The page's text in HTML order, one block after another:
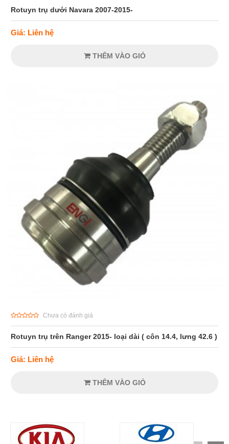
Rotuyn trụ dưới Navara 2007-2015-
Giá: Liên hệ
THÊM VÀO GIỎ
Chưa có đánh giá
Rotuyn trụ trên Ranger 2015- loại dài ( côn 14.4, lưng 42.6 )
Giá: Liên hệ
THÊM VÀO GIỎ